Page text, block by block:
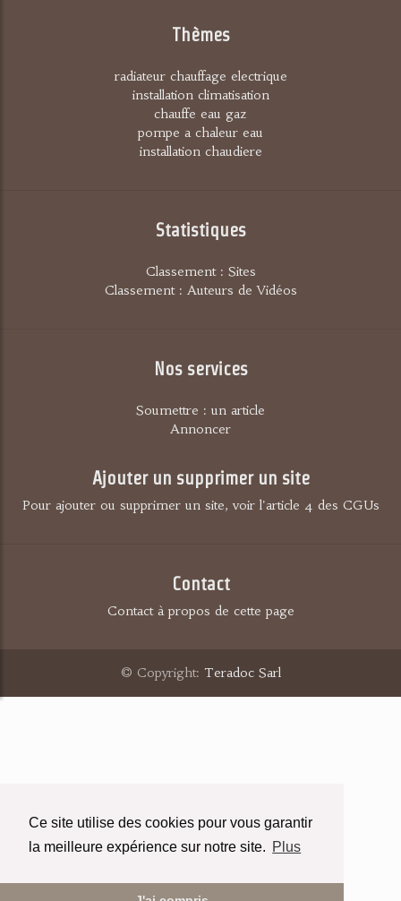
Ce site utilise des cookies pour vous garantir
la meilleure expérience sur notre site. Plus
Thèmes
radiateur chauffage electrique
installation climatisation
chauffe eau gaz
pompe a chaleur eau
installation chaudiere
Statistiques
Classement : Sites
Classement : Auteurs de Vidéos
Nos services
Soumettre : un article
Annoncer
Ajouter un supprimer un site
Pour ajouter ou supprimer un site, voir l'article 4 des CGUs
Contact
Contact à propos de cette page
© Copyright: Teradoc Sarl